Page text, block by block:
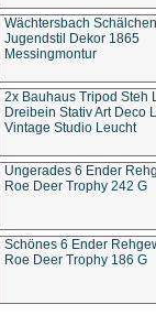
Wächtersbach Schälchen
Jugendstil Dekor 1865
Messingmontur
2x Bauhaus Tripod Steh
Dreibein Stativ Art Deco
Vintage Studio Leucht
Ungerades 6 Ender
Roe Deer Trophy 242 G
Schönes 6 Ender
Roe Deer Trophy 186 G